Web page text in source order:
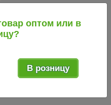
0,6 х 0,42 х 0,06
0,01512
оптом или в
В розницу